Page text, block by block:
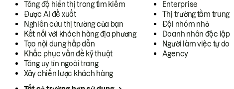
Tăng độ hiển thị trong tìm kiếm
Được AI đề xuất
Nghiên cứu thị trường của bạn
Kết nối với khách hàng địa phương
Tạo nội dung hấp dẫn
Khắc phục vấn đề kỹ thuật
Tăng uy tín ngoài trang
Xây chiến lược khách hàng
Enterprise
Thị trường tầm trung
Đội nhóm nhỏ
Doanh nhân độc lập
Người làm việc tự do
Agency